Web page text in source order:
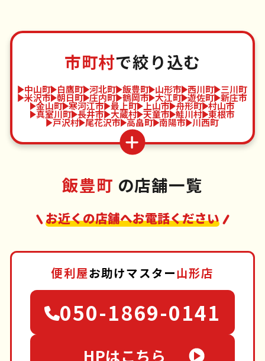
市町村で絞り込む
中山町 白鷹町 河北町 飯豊町 山形市 西川町 三川町
米沢市 朝日町 庄内町 鶴岡市 大江町 遊佐町 新庄市
金山町 寒河江市 最上町 上山市 舟形町 村山市
真室川町 長井市 大蔵村 天童市 鮭川村 東根市
戸沢村 尾花沢市 高畠町 南陽市 川西町
飯豊町 の店舗一覧
お近くの店舗へお電話ください
便利屋お助けマスター山形店
050-1869-0141
HPはこちら